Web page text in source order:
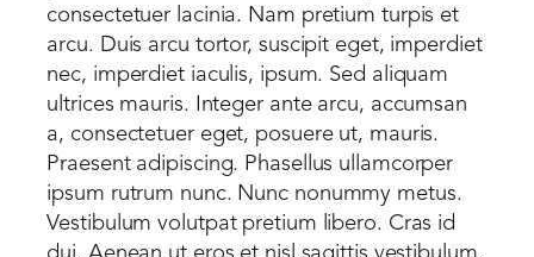
consectetuer lacinia. Nam pretium turpis et
arcu. Duis arcu tortor, suscipit eget, imperdiet
nec, imperdiet iaculis, ipsum. Sed aliquam
ultrices mauris. Integer ante arcu, accumsan
a, consectetuer eget, posuere ut, mauris.
Praesent adipiscing. Phasellus ullamcorper
ipsum rutrum nunc. Nunc nonummy metus.
Vestibulum volutpat pretium libero. Cras id